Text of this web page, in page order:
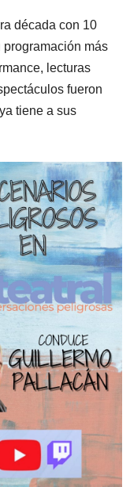
década con 10
más
lecturas
fueron
tiene a sus